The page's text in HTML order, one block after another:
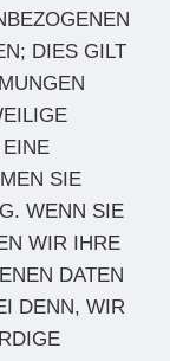
DIES GILT
SIE
WENN SIE
WIR IHRE
DATEN
DENN, WIR